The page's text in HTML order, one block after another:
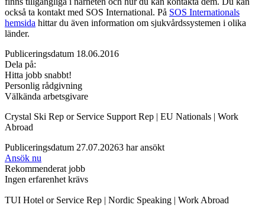
också ta kontakt med SOS International. På SOS Internationals
hemsida hittar du även information om sjukvårdssystemen i olika
länder.
Publiceringsdatum 18.06.2016
Dela på:
Hitta jobb snabbt!
Personlig rådgivning
Välkända arbetsgivare
Crystal Ski Rep or Service Support Rep | EU Nationals | Work
Abroad
Publiceringsdatum 27.07.20263 har ansökt
Ansök nu
Rekommenderat jobb
Ingen erfarenhet krävs
TUI Hotel or Service Rep | Nordic Speaking | Work Abroad